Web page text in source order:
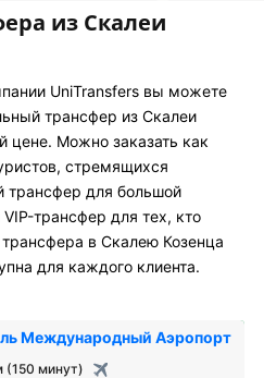
из Скалеи
UniTransfers вы можете
трансфер из Скалеи
цене. Можно заказать как
стремящихся
трансфер для большой
трансфер для тех, кто
в Скалею Козенца
для каждого клиента.
Международный Аэропорт
(150 минут)